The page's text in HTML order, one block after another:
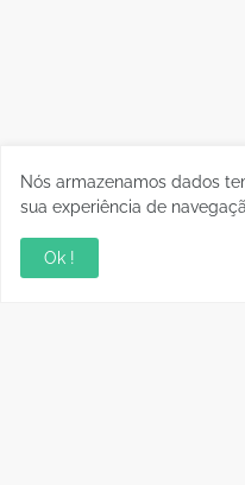
Nós armazenamos dados
sua experiência de
Ok !